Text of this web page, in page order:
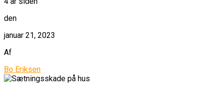
den
januar 21, 2023
Af
Bo Eriksen